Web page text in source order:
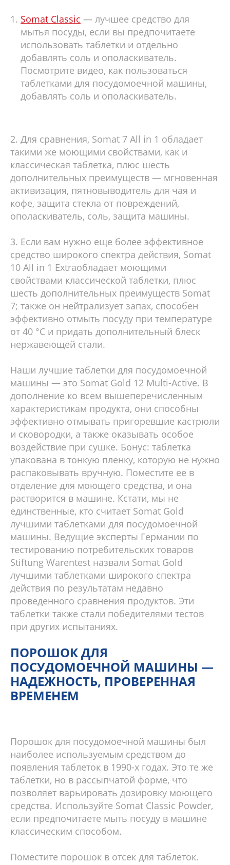
Somat Classic — лучшее средство для
мытья посуды, если вы предпочитаете
использовать таблетки и отдельно
добавлять соль и ополаскиватель.
Посмотрите видео, как пользоваться
таблетками для посудомоечной машины,
добавлять соль и ополаскиватель.
2. Для сравнения, Somat 7 All in 1 обладает
такими же моющими свойствами, как и
классическая таблетка, плюс шесть
дополнительных преимуществ — мгновенная
активизация, пятновыводитель для чая и
кофе, защита стекла от повреждений,
ополаскиватель, соль, защита машины.
3. Если вам нужно еще более эффективное
средство широкого спектра действия, Somat
10 All in 1 Extraобладает моющими
свойствами классической таблетки, плюс
шесть дополнительных преимуществ Somat
7; также он нейтрализует запах, способен
эффективно отмыть посуду при температуре
от 40 °С и придать дополнительный блеск
нержавеющей стали.
Наши лучшие таблетки для посудомоечной
машины — это Somat Gold 12 Multi-Active. В
дополнение ко всем вышеперечисленным
характеристикам продукта, они способны
эффективно отмывать пригоревшие кастрюли
и сковородки, а также оказывать особое
воздействие при сушке. Бонус: таблетка
упакована в тонкую пленку, которую не нужно
распаковывать вручную. Поместите ее в
отделение для моющего средства, и она
растворится в машине. Кстати, мы не
единственные, кто считает Somat Gold
лучшими таблетками для посудомоечной
машины. Ведущие эксперты Германии по
тестированию потребительских товаров
Stiftung Warentest назвали Somat Gold
лучшими таблетками широкого спектра
действия по результатам недавно
проведенного сравнения продуктов. Эти
таблетки также стали победителями тестов
при других испытаниях.
ПОРОШОК ДЛЯ
ПОСУДОМОЕЧНОЙ МАШИНЫ —
НАДЕЖНОСТЬ, ПРОВЕРЕННАЯ
ВРЕМЕНЕМ
Порошок для посудомоечной машины был
наиболее используемым средством до
появления таблеток в 1990-х годах. Это те же
таблетки, но в рассыпчатой форме, что
позволяет варьировать дозировку моющего
средства. Используйте Somat Classic Powder,
если предпочитаете мыть посуду в машине
классическим способом.
Поместите порошок в отсек для таблеток.